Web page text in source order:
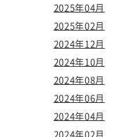
2025年04月
2025年02月
2024年12月
2024年10月
2024年08月
2024年06月
2024年04月
2024年02月